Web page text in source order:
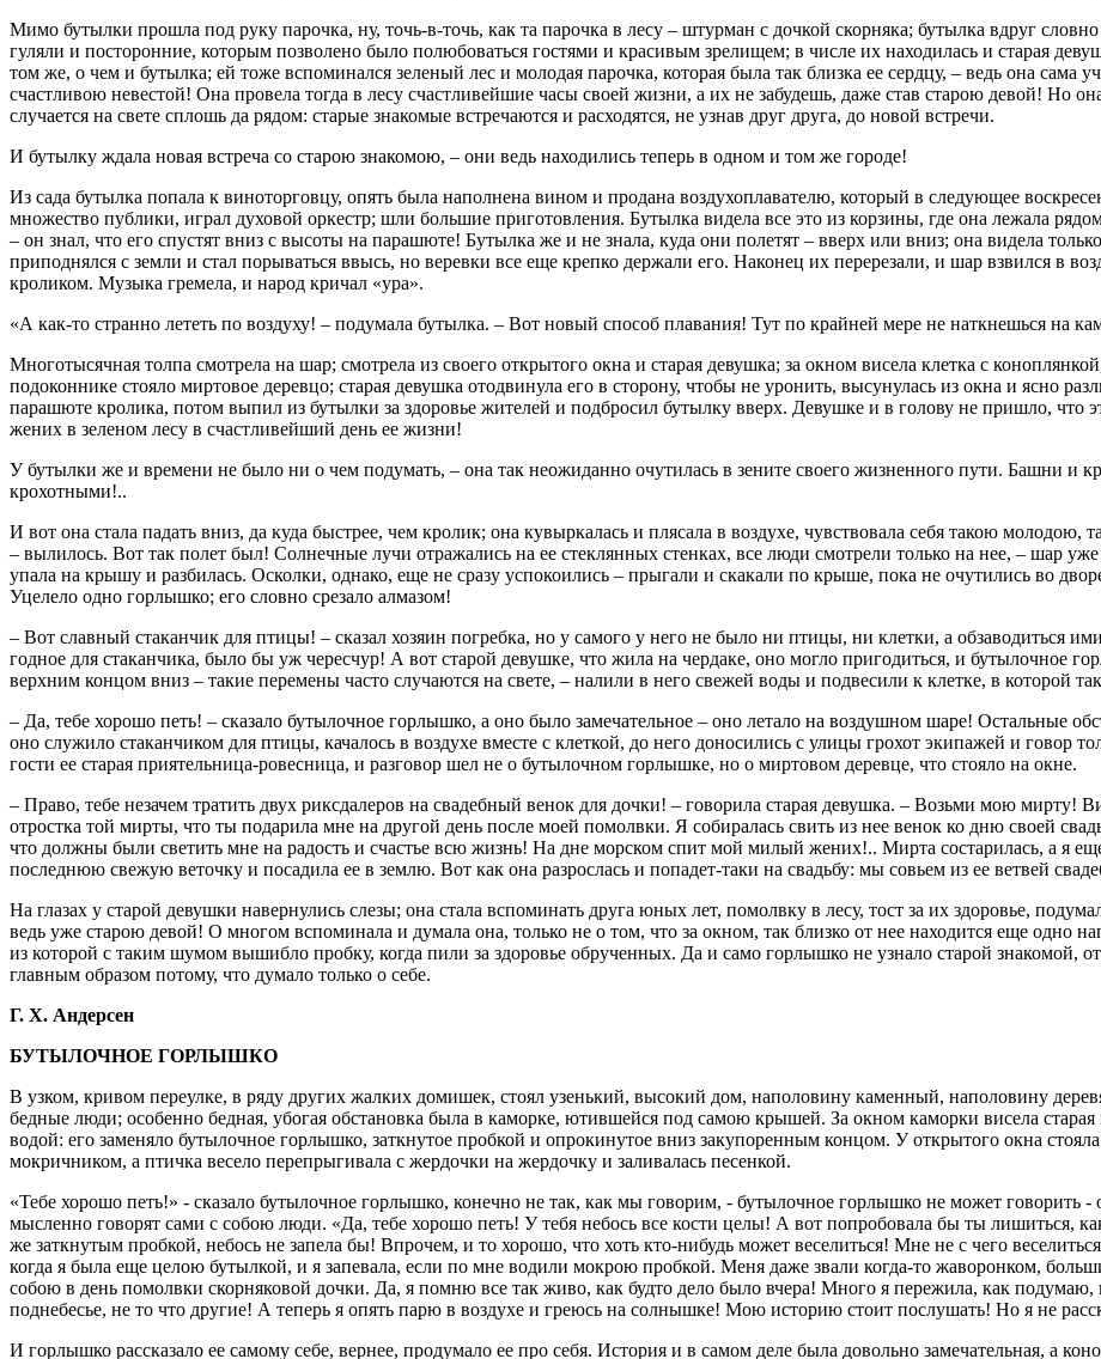
Мимо бутылки прошла под руку парочка, ну, точь-в-точь, как та парочка в лесу – штурман с дочкой скорняка; бутылка вдруг
гуляли и посторонние, которым позволено было полюбоваться гостями и красивым зрелищем; в числе их находилась и старая
том же, о чем и бутылка; ей тоже вспоминался зеленый лес и молодая парочка, которая была так близка ее сердцу, – ведь она сама
счастливою невестой! Она провела тогда в лесу счастливейшие часы своей жизни, а их не забудешь, даже став старою девой! Но
случается на свете сплошь да рядом: старые знакомые встречаются и расходятся, не узнав друг друга, до новой встречи.
И бутылку ждала новая встреча со старою знакомою, – они ведь находились теперь в одном и том же городе!
Из сада бутылка попала к виноторговцу, опять была наполнена вином и продана воздухоплавателю, который в следующее
множество публики, играл духовой оркестр; шли большие приготовления. Бутылка видела все это из корзины, где она лежала
– он знал, что его спустят вниз с высоты на парашюте! Бутылка же и не знала, куда они полетят – вверх или вниз; она видела
приподнялся с земли и стал порываться ввысь, но веревки все еще крепко держали его. Наконец их перерезали, и шар взвился в
кроликом. Музыка гремела, и народ кричал «ура».
«А как-то странно лететь по воздуху! – подумала бутылка. – Вот новый способ плавания! Тут по крайней мере не наткнешься на
Многотысячная толпа смотрела на шар; смотрела из своего открытого окна и старая девушка; за окном висела клетка с
подоконнике стояло миртовое деревцо; старая девушка отодвинула его в сторону, чтобы не уронить, высунулась из окна и ясно
парашюте кролика, потом выпил из бутылки за здоровье жителей и подбросил бутылку вверх. Девушке и в голову не пришло, что
жених в зеленом лесу в счастливейший день ее жизни!
У бутылки же и времени не было ни о чем подумать, – она так неожиданно очутилась в зените своего жизненного пути. Башни и
крохотными!..
И вот она стала падать вниз, да куда быстрее, чем кролик; она кувыркалась и плясала в воздухе, чувствовала себя такою
– вылилось. Вот так полет был! Солнечные лучи отражались на ее стеклянных стенках, все люди смотрели только на нее, – шар
упала на крышу и разбилась. Осколки, однако, еще не сразу успокоились – прыгали и скакали по крыше, пока не очутились во
Уцелело одно горлышко; его словно срезало алмазом!
– Вот славный стаканчик для птицы! – сказал хозяин погребка, но у самого у него не было ни птицы, ни клетки, а обзаводиться
годное для стаканчика, было бы уж чересчур! А вот старой девушке, что жила на чердаке, оно могло пригодиться, и бутылочное
верхним концом вниз – такие перемены часто случаются на свете, – налили в него свежей воды и подвесили к клетке, в которой
– Да, тебе хорошо петь! – сказало бутылочное горлышко, а оно было замечательное – оно летало на воздушном шаре! Остальные
оно служило стаканчиком для птицы, качалось в воздухе вместе с клеткой, до него доносились с улицы грохот экипажей и говор
гости ее старая приятельница-ровесница, и разговор шел не о бутылочном горлышке, но о миртовом деревце, что стояло на окне.
– Право, тебе незачем тратить двух риксдалеров на свадебный венок для дочки! – говорила старая девушка. – Возьми мою мирту!
отростка той мирты, что ты подарила мне на другой день после моей помолвки. Я собиралась свить из нее венок ко дню своей
что должны были светить мне на радость и счастье всю жизнь! На дне морском спит мой милый жених!.. Мирта состарилась, а я
последнюю свежую веточку и посадила ее в землю. Вот как она разрослась и попадет-таки на свадьбу: мы совьем из ее ветвей
На глазах у старой девушки навернулись слезы; она стала вспоминать друга юных лет, помолвку в лесу, тост за их здоровье,
ведь уже старою девой! О многом вспоминала и думала она, только не о том, что за окном, так близко от нее находится еще одно
из которой с таким шумом вышибло пробку, когда пили за здоровье обрученных. Да и само горлышко не узнало старой знакомой,
главным образом потому, что думало только о себе.
Г. Х. Андерсен
БУТЫЛОЧНОЕ ГОРЛЫШКО
В узком, кривом переулке, в ряду других жалких домишек, стоял узенький, высокий дом, наполовину каменный, наполовину
бедные люди; особенно бедная, убогая обстановка была в каморке, ютившейся под самою крышей. За окном каморки висела старая
водой: его заменяло бутылочное горлышко, заткнутое пробкой и опрокинутое вниз закупоренным концом. У открытого окна
мокричником, а птичка весело перепрыгивала с жердочки на жердочку и заливалась песенкой.
«Тебе хорошо петь!» - сказало бутылочное горлышко, конечно не так, как мы говорим, - бутылочное горлышко не может говорить -
мысленно говорят сами с собою люди. «Да, тебе хорошо петь! У тебя небось все кости целы! А вот попробовала бы ты лишиться,
же заткнутым пробкой, небось не запела бы! Впрочем, и то хорошо, что хоть кто-нибудь может веселиться! Мне не с чего
когда я была еще целою бутылкой, и я запевала, если по мне водили мокрою пробкой. Меня даже звали когда-то жаворонком,
собою в день помолвки скорняковой дочки. Да, я помню все так живо, как будто дело было вчера! Много я пережила, как
поднебесье, не то что другие! А теперь я опять парю в воздухе и греюсь на солнышке! Мою историю стоит послушать! Но я не
И горлышко рассказало ее самому себе, вернее, продумало ее про себя. История и в самом деле была довольно замечательная, а